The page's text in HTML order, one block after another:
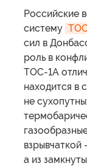
Российские
систему
сил в
роль в
ТОС-1А
находится в
не
а из